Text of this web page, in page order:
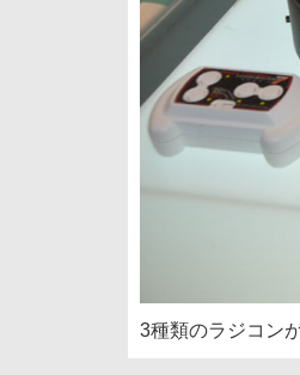
3種類のラジコン